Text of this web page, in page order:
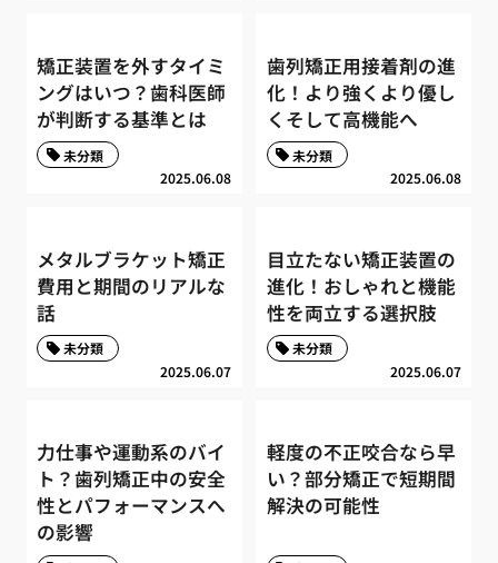
矯正装置を外すタイミ
ングはいつ？歯科医師
が判断する基準とは
2025.06.08
未分類
歯列矯正用接着剤の進
化！より強くより優し
くそして高機能へ
2025.06.08
未分類
メタルブラケット矯正
費用と期間のリアルな
話
2025.06.07
未分類
目立たない矯正装置の
進化！おしゃれと機能
性を両立する選択肢
2025.06.07
未分類
力仕事や運動系のバイ
ト？歯列矯正中の安全
性とパフォーマンスへ
の影響
軽度の不正咬合なら早
い？部分矯正で短期間
解決の可能性